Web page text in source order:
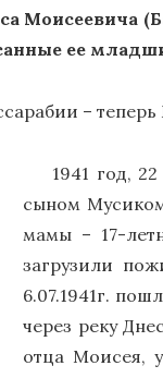
Моисеевича
ее
–
1941 год,
сыном
мамы – 17-
загрузили
6.07.1941г.
через реку
отца Моисея,